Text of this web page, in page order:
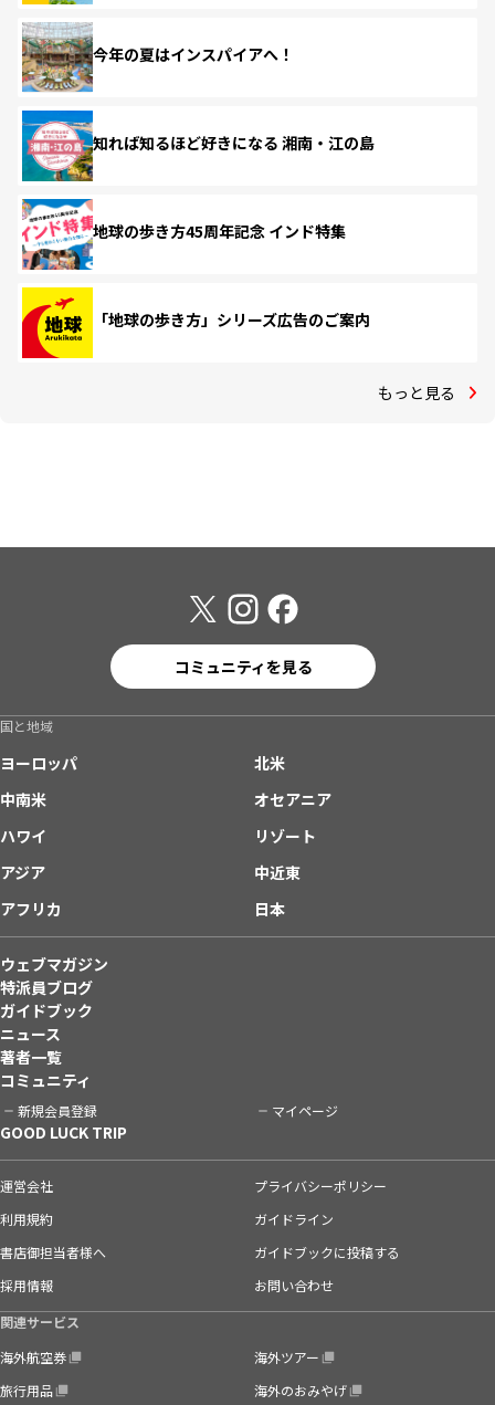
今年の夏はインスパイアへ！
知れば知るほど好きになる 湘南・江の島
地球の歩き方45周年記念 インド特集
「地球の歩き方」シリーズ広告のご案内
もっと見る
コミュニティを見る
国と地域
ヨーロッパ
北米
中南米
オセアニア
ハワイ
リゾート
アジア
中近東
アフリカ
日本
ウェブマガジン
特派員ブログ
ガイドブック
ニュース
著者一覧
コミュニティ
新規会員登録 マイページ
GOOD LUCK TRIP
運営会社
プライバシーポリシー
利用規約
ガイドライン
書店御担当者様へ
ガイドブックに投稿する
採用情報
お問い合わせ
関連サービス
海外航空券
海外ツアー
旅行用品
海外のおみやげ